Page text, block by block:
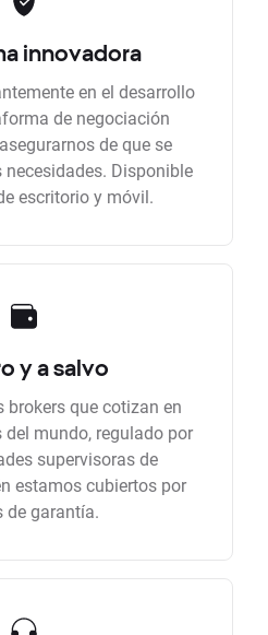
innovadora
en el desarrollo
de negociación
de que se
Disponible
escritorio y móvil.
y a salvo
brokers que cotizan en
mundo, regulado por
supervisoras de
estamos cubiertos por
de garantía.